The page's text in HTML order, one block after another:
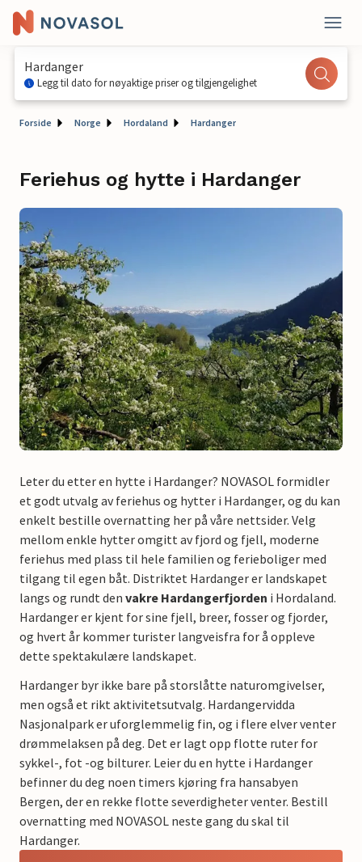
Hardanger
Legg til dato for nøyaktige priser og tilgjengelighet
Forside Norge Hordaland Hardanger
Feriehus og hytte i Hardanger
Leter du etter en hytte i Hardanger? NOVASOL formidler
et godt utvalg av feriehus og hytter i Hardanger, og du kan
enkelt bestille overnatting her på våre nettsider. Velg
mellom enkle hytter omgitt av fjord og fjell, moderne
feriehus med plass til hele familien og ferieboliger med
tilgang til egen båt. Distriktet Hardanger er landskapet
langs og rundt den vakre Hardangerfjorden i Hordaland.
Hardanger er kjent for sine fjell, breer, fosser og fjorder,
og hvert år kommer turister langveisfra for å oppleve
dette spektakulære landskapet.
Hardanger byr ikke bare på storslåtte naturomgivelser,
men også et rikt aktivitetsutvalg. Hardangervidda
Nasjonalpark er uforglemmelig fin, og i flere elver venter
drømmelaksen på deg. Det er lagt opp flotte ruter for
sykkel-, fot -og bilturer. Leier du en hytte i Hardanger
befinner du deg noen timers kjøring fra hansabyen
Bergen, der en rekke flotte severdigheter venter. Bestill
overnatting med NOVASOL neste gang du skal til
Hardanger.